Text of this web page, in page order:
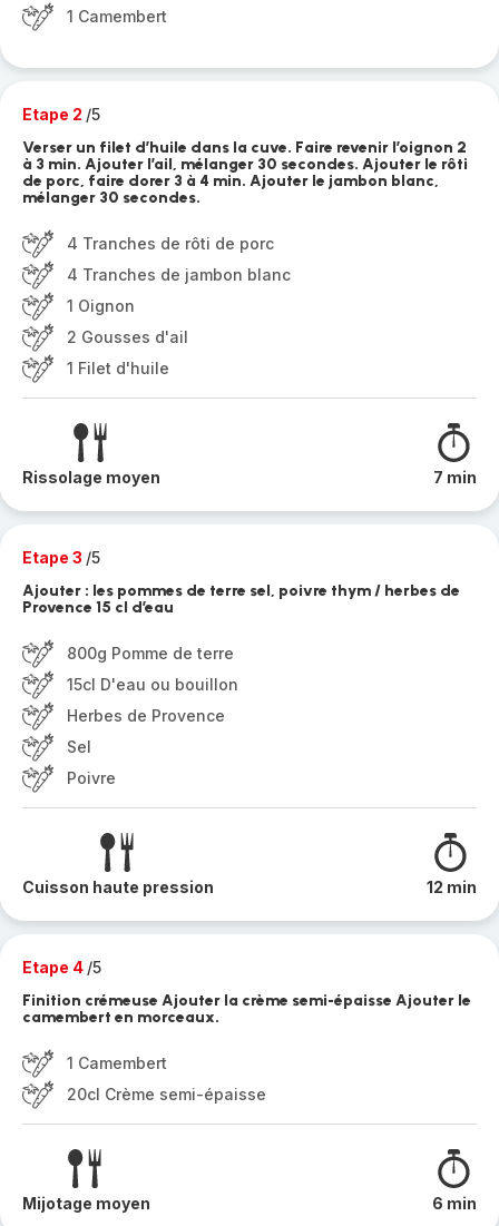
1 Camembert
Etape 2 /5
Verser un filet d’huile dans la cuve. Faire revenir l’oignon 2
à 3 min. Ajouter l’ail, mélanger 30 secondes. Ajouter le rôti
de porc, faire dorer 3 à 4 min. Ajouter le jambon blanc,
mélanger 30 secondes.
4 Tranches de rôti de porc
4 Tranches de jambon blanc
1 Oignon
2 Gousses d'ail
1 Filet d'huile
Rissolage moyen 7 min
Etape 3 /5
Ajouter : les pommes de terre sel, poivre thym / herbes de
Provence 15 cl d’eau
800g Pomme de terre
15cl D'eau ou bouillon
Herbes de Provence
Sel
Poivre
Cuisson haute pression 12 min
Etape 4 /5
Finition crémeuse Ajouter la crème semi-épaisse Ajouter le
camembert en morceaux.
1 Camembert
20cl Crème semi-épaisse
Mijotage moyen 6 min